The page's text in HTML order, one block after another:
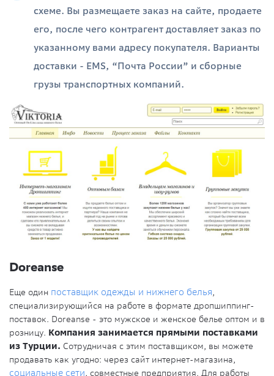
схеме. Вы размещаете заказ на сайте, продаете
его, после чего контрагент доставляет заказ по
указанному вами адресу покупателя. Варианты
доставки - EMS, “Почта России” и сборные
грузы транспортных компаний.
Doreanse
Еще один поставщик одежды и нижнего белья,
специализирующийся на работе в формате дропшиппинг-
поставок. Doreanse - это мужское и женское белье оптом и в
розницу. Компания занимается прямыми поставками
из Турции. Сотрудничая с этим поставщиком, вы можете
продавать как угодно: через сайт интернет-магазина,
социальные сети, совместные предприятия. Для работы